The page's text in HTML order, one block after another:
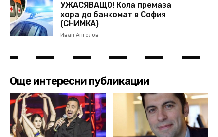
УЖАСЯВАЩО! Кола премаза
хора до банкомат в София
(СНИМКА)
Иван Ангелов
Още интересни публикации